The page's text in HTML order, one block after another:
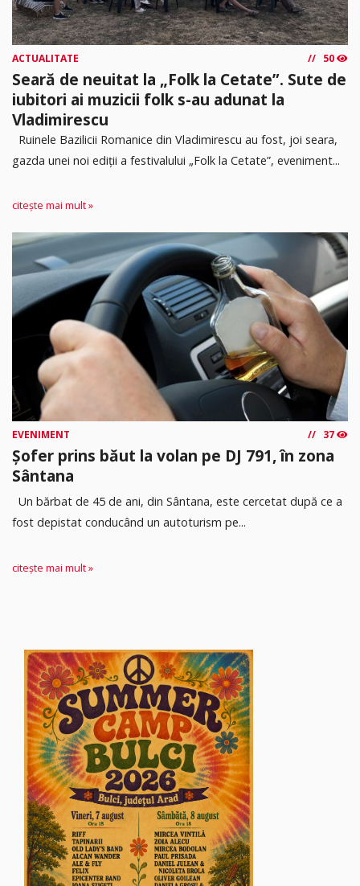
ACTUALITATE 50
Seară de neuitat la „Folk la Cetate”. Sute de
iubitori ai muzicii folk s-au adunat la
Vladimirescu
Ruinele Bazilicii Romanice din Vladimirescu au fost, joi seara,
gazda unei noi ediții a festivalului „Folk la Cetate”, eveniment...
citește mai mult »
EVENIMENT 37
Șofer prins băut la volan pe DJ 791, în zona
Sântana
Un bărbat de 45 de ani, din Sântana, este cercetat după ce a
fost depistat conducând un autoturism pe...
citește mai mult »